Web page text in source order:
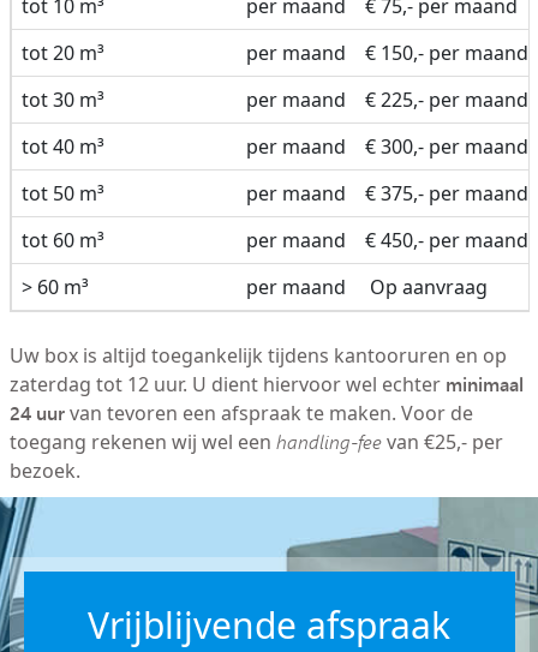
tot 10 m³
per maand
€ 75,- per maand
tot 20 m³
per maand
€ 150,- per maand
tot 30 m³
per maand
€ 225,- per maand
tot 40 m³
per maand
€ 300,- per maand
tot 50 m³
per maand
€ 375,- per maand
tot 60 m³
per maand
€ 450,- per maand
> 60 m³
per maand Op aanvraag
Uw box is altijd toegankelijk tijdens kantooruren en op
zaterdag tot 12 uur. U dient hiervoor wel echter minimaal
24 uurvan tevoren een afspraak te maken. Voor de
toegang rekenen wij wel een handling-feevan €25,- per
bezoek.
Vrijblijvende afspraak